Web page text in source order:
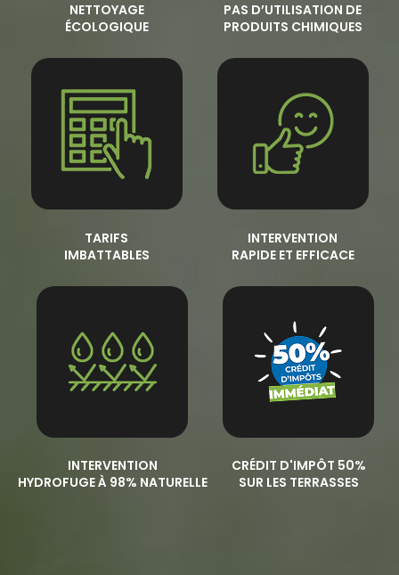
NETTOYAGE
ÉCOLOGIQUE
PAS D’UTILISATION DE
PRODUITS CHIMIQUES
TARIFS
IMBATTABLES
INTERVENTION
RAPIDE ET EFFICACE
INTERVENTION
HYDROFUGE À 98% NATURELLE
CRÉDIT D'IMPÔT 50%
SUR LES TERRASSES